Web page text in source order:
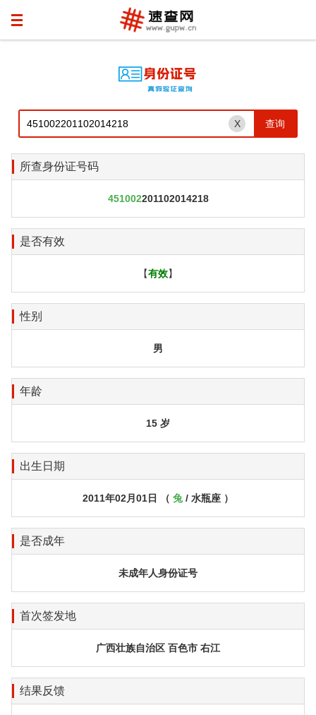
X
所查身份证号码
451002201102014218
是否有效
【有效】
性别
男
年龄
15 岁
出生日期
2011年02月01日 （ 兔 / 水瓶座 ）
是否成年
未成年人身份证号
首次签发地
广西壮族自治区 百色市 右江
结果反馈